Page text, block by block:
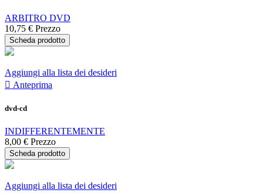
ARBITRO DVD
10,75 € Prezzo
Scheda prodotto
Aggiungi alla lista dei desideri
 Anteprima
dvd-cd
INDIFFERENTEMENTE
8,00 € Prezzo
Scheda prodotto
Aggiungi alla lista dei desideri